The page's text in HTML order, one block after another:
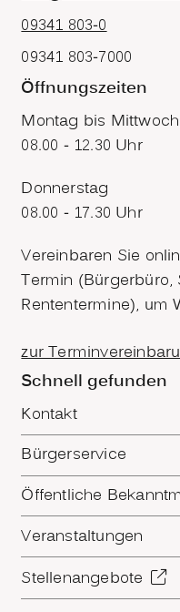
09341 803-0
09341 803-7000
Öffnungszeiten
Montag bis
08.00 - 12.30 Uhr
Donnerstag
08.00 - 17.30 Uhr
Vereinbaren Sie
Termin (Bürgerbüro,
Rententermine), um
zur
Schnell gefunden
Kontakt
Bürgerservice
Öffentliche
Veranstaltungen
Stellenangebote